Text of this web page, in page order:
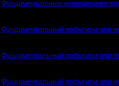
Фундаментальное непонимание
Фундаментальный пофигизм или
Фундаментальный пофигизм или
Фундаментальный пофигизм или